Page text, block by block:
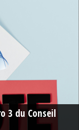
3 du Conseil